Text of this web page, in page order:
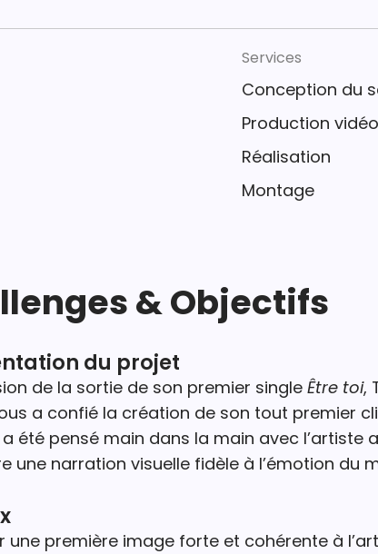
Services
Conception du
Production vidéo
Réalisation
Montage
& Objectifs
du projet
de la sortie de son premier singleÊtre toi,
a confié la création de son tout premier
a été pensé main dans la main avec l’artiste
une narration visuelle fidèle à l’émotion du
une première image forte et cohérente à